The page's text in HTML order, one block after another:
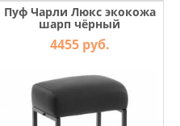
Пуф Чарли Люкс экокожа
шарп чёрный
4455 руб.